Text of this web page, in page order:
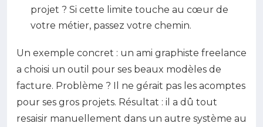
projet ? Si cette limite touche au cœur de
votre métier, passez votre chemin.
Un exemple concret : un ami graphiste freelance
a choisi un outil pour ses beaux modèles de
facture. Problème ? Il ne gérait pas les acomptes
pour ses gros projets. Résultat : il a dû tout
resaisir manuellement dans un autre système au